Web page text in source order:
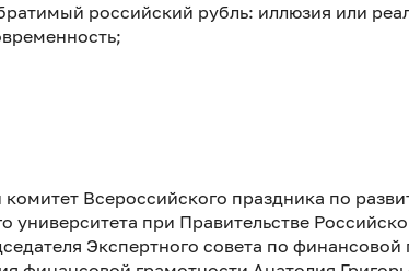
российский рубль: иллюзия или
Всероссийского праздника по
при Правительстве
Экспертного совета по финансовой